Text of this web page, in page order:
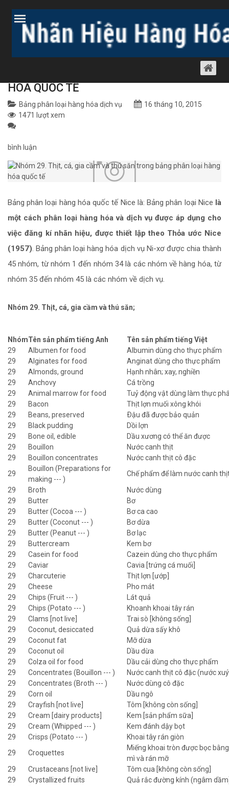
hóa dịch vụ
NHÓM 29. THỊT, CÁ, GIA CẦM VÀ THÚ
HÓA QUỐC TẾ
Bảng phân loại hàng hóa dịch vụ
16 tháng 10, 2015
1471 lượt xem
bình luận
Bảng phân loại hàng hóa quốc tế Nice là: Bảng phân loại Nice là
một cách phân loại hàng hóa và dịch vụ được áp dụng cho
việc đăng kí nhãn hiệu, được thiết lập theo Thỏa ước Nice
(1957). Bảng phân loại hàng hóa dịch vụ Ni-xơ được chia thành
45 nhóm, từ nhóm 1 đến nhóm 34 là các nhóm về hàng hóa, từ
nhóm 35 đến nhóm 45 là các nhóm về dịch vụ.
Nhóm 29. Thịt, cá, gia cầm và thú săn;
NhómTên sản phẩm tiếng Anh
Tên sản phẩm tiếng Việt
29
Albumen for food
Albumin dùng cho thực phẩm
29
Alginates for food
Anginat dùng cho thực phẩm
29
Almonds, ground
Hạnh nhân; xay, nghiền
29
Anchovy
Cá trồng
29
Animal marrow for food
Tuỷ động vật dùng làm thực
29
Bacon
Thịt lợn muối xông khói
29
Beans, preserved
Ðậu đã được bảo quản
29
Black pudding
Dồi lợn
29
Bone oil, edible
Dầu xương có thể ăn được
29
Bouillon
Nước canh thịt
29
Bouillon concentrates
Nước canh thịt cô đặc
29
Bouillon (Preparations for
making --- )
Chế phẩm để làm nước canh
29
Broth
Nước dùng
29
Butter
Bơ
29
Butter (Cocoa --- )
Bơ ca cao
29
Butter (Coconut --- )
Bơ dừa
29
Butter (Peanut --- )
Bơ lạc
29
Buttercream
Kem bơ
29
Casein for food
Cazein dùng cho thực phẩm
29
Caviar
Cavia [trứng cá muối]
29
Charcuterie
Thịt lợn [ướp]
29
Cheese
Pho mát
29
Chips (Fruit --- )
Lát quả
29
Chips (Potato --- )
Khoanh khoai tây rán
29
Clams [not live]
Trai sò [không sống]
29
Coconut, desiccated
Quả dừa sấy khô
29
Coconut fat
Mỡ dừa
29
Coconut oil
Dầu dừa
29
Colza oil for food
Dầu cải dùng cho thực phẩm
29
Concentrates (Bouillon --- )
Nước canh thịt cô đặc (nước
29
Concentrates (Broth --- )
Nước dùng cô đặc
29
Corn oil
Dầu ngô
29
Crayfish [not live]
Tôm [không còn sống]
29
Cream [dairy products]
Kem [sản phẩm sữa]
29
Cream (Whipped --- )
Kem đánh dậy bọt
29
Crisps (Potato --- )
Khoai tây rán giòn
29
Croquettes
Miếng khoai tròn được bọc
mì và rán mỡ
29
Crustaceans [not live]
Tôm cua [không còn sống]
29
Crystallized fruits
Quả rắc đường kính (ngâm